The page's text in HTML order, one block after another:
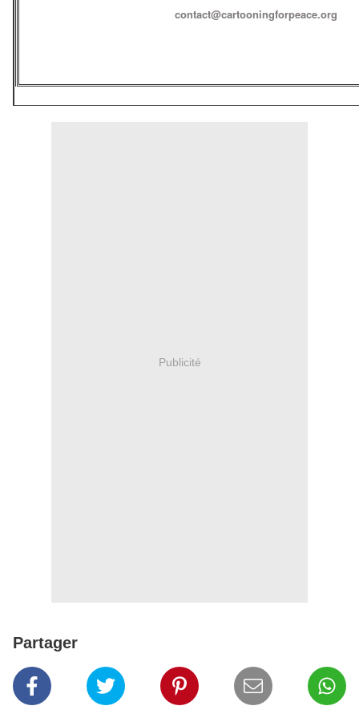
contact@cartooningforpeace.org
Publicité
Partager